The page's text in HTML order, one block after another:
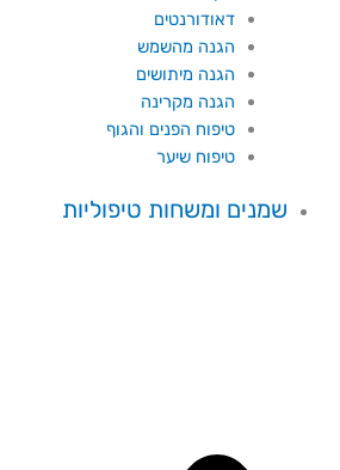
דאודורנטים
הגנה מהשמש
הגנה מיתושים
הגנה מקרינה
טיפוח הפנים והגוף
טיפוח שיער
שמנים ומשחות טיפוליות